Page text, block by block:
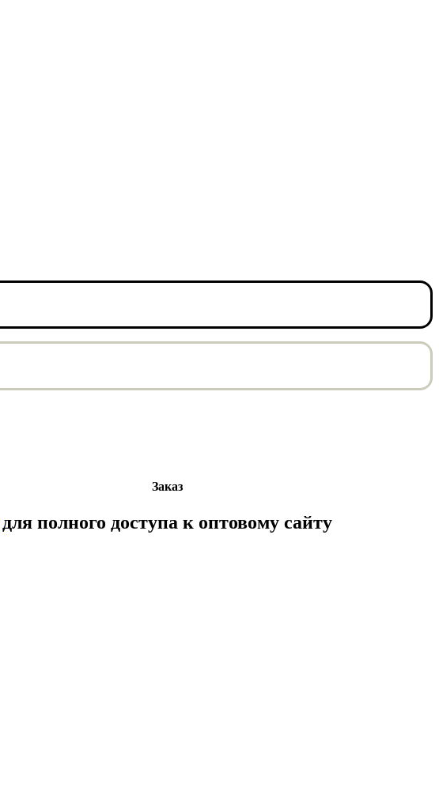
Заказ
для полного доступа к оптовому сайту